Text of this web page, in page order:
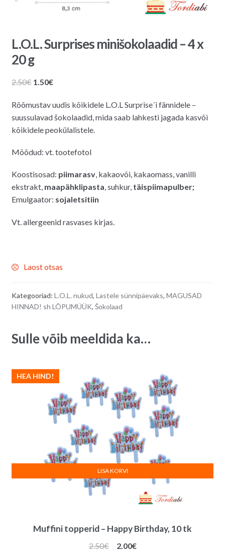
L.O.L. Surprises minišokolaadid – 4 x
20 g
2.50€ Algne
oli:
2.50€.
1.50€Praegune
on:
1.50€.
Rõõmustav uudis kõikidele L.O.L Surprise´i fännidele –
suussulavad šokolaadid, mida saab lahkesti jagada kasvõi
kõikidele peokülalistele.
Mõõdud: vt. tootefotol
Koostisosad: piimarasv, kakaovõi, kakaomass, vanilli
ekstrakt, maapähklipasta, suhkur,täispiimapulber;
Emulgaator: sojaletsitiin
Vt. allergeenid rasvases kirjas.
Laost otsas
Kategooriad: L.O.L. nukud, Lastele sünnipäevaks, MAGUSAD
HINNAD! sh LÕPUMÜÜK, Šokolaad
Sulle võib meeldida ka…
Muffini topperid – Happy Birthday, 10 tk
HEA HIND!
2.50€
Algne
2.00€Praegune
LISA KORVI